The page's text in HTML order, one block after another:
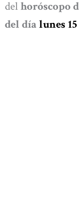
del horóscopo
del díalunes